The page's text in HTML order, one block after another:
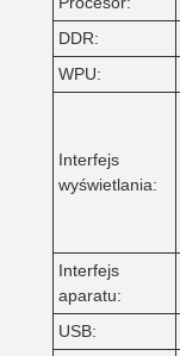
DDR:
WPU:
Interfejs
wyświetlania:
Interfejs
aparatu:
USB: